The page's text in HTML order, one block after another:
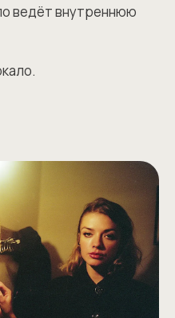
ведёт внутреннюю